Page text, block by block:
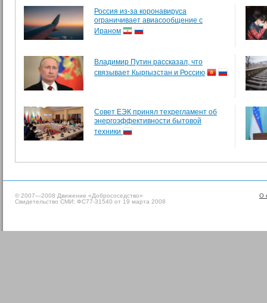
Россия из-за коронавируса
ограничивает авиасообщение с
Ираном
Владимир Путин рассказал, что
связывает Кыргызстан и Россию
Совет ЕЭК принял техрегламент об
энергоэффективности бытовой
техники
О
© 2007—2008 Движение «Добрососедство»
Свидетельство СМИ: ФС77-31540 от 19 марта 2008